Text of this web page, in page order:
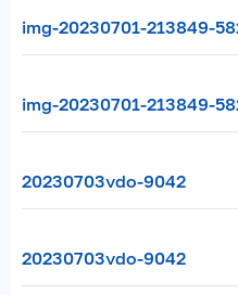
img-20230701-213849-
img-20230701-213849-
20230703vdo-9042
20230703vdo-9042